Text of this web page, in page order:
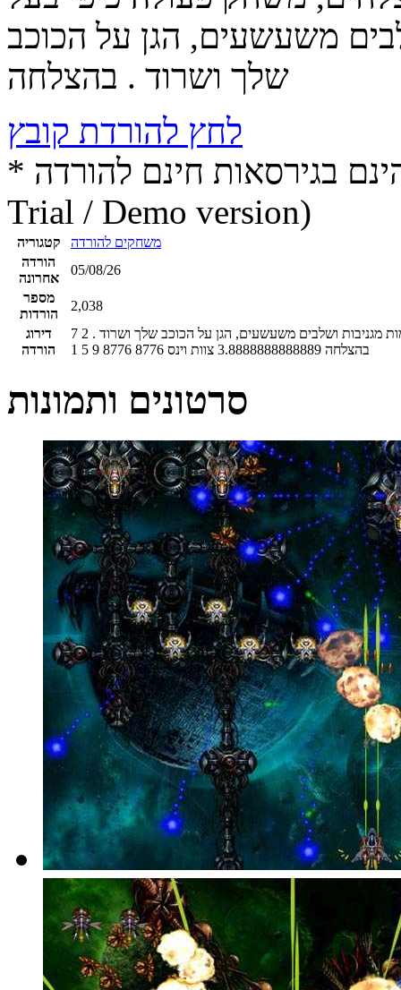
משעשעים, הגן על הכוכב
שלך ושרוד . בהצלחה
לחץ להורדת קובץ
* התכנים הינם בגירסאות חינם להורדה (Free game / software,
Trial / Demo version)
קטגוריה
משחקים להורדה
הורדה
אחרונה
05/08/26
מספר
הורדות
2,038
דירוג
הורדה
7 2 ושלבים משעשעים, הגן על הכוכב שלך ושרוד .
בהצלחה 3.8888888888889 צוות וינס 8776
8776
9
5
1
סרטונים ותמונות